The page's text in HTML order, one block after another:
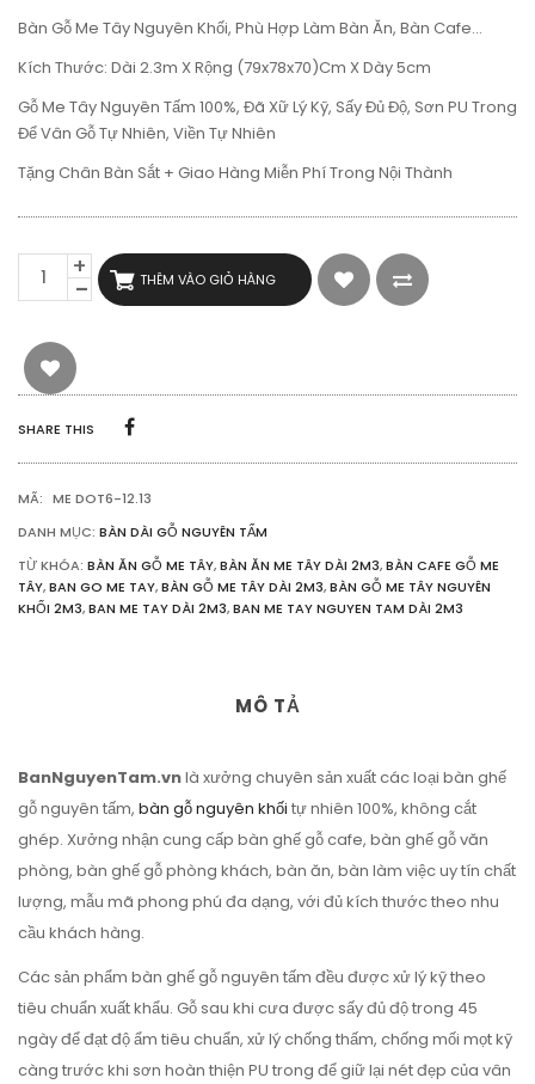
Bàn Gỗ Me Tây Nguyên Khối, Phù Hợp Làm Bàn Ăn, Bàn Cafe…
Kích Thước: Dài 2.3m X Rộng (79x78x70)cm X Dày 5cm
Gỗ Me Tây Nguyên Tấm 100%, Đã Xữ Lý Kỹ, Sấy Đủ Độ, Sơn PU Trong
Để Vân Gỗ Tự Nhiên, Viền Tự Nhiên
Tặng Chân Bàn Sắt + Giao Hàng Miễn Phí Trong Nội Thành
ME
NGUYÊN
TẤM
2M3
LƯỢNG
THÊM VÀO GIỎ HÀNG
SHARE THIS
MÃ: ME DOT6-12.13
DANH MỤC: BÀN DÀI GỖ NGUYÊN TẤM
TỪ KHÓA: BÀN ĂN GỖ ME TÂY,BÀN ĂN ME TÂY DÀI 2M3,BÀN CAFE GỖ ME
TÂY,BAN GO ME TAY,BÀN GỖ ME TÂY DÀI 2M3,BÀN GỖ ME TÂY NGUYÊN
KHỐI 2M3,BAN ME TAY DÀI 2M3,BAN ME TAY NGUYEN TAM DÀI 2M3
MÔ TẢ
BanNguyenTam.vnlà xưởng chuyên sản xuất các loại bàn ghế
gỗ nguyên tấm, bàn gỗ nguyên khối tự nhiên 100%, không cắt
ghép. Xưởng nhận cung cấp bàn ghế gỗ cafe, bàn ghế gỗ văn
phòng, bàn ghế gỗ phòng khách, bàn ăn, bàn làm việc uy tín chất
lượng, mẫu mã phong phú đa dạng, với đủ kích thước theo nhu
cầu khách hàng.
Các sản phẩm bàn ghế gỗ nguyên tấm đều được xử lý kỹ theo
tiêu chuẩn xuất khẩu. Gỗ sau khi cưa được sấy đủ độ trong 45
ngày để đạt độ ẩm tiêu chuẩn, xử lý chống thấm, chống mối mọt kỹ
càng trước khi sơn hoàn thiện PU trong để giữ lại nét đẹp của vân